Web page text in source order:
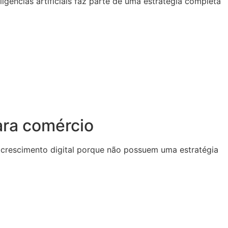
comércio
digital porque não possuem uma estratégia